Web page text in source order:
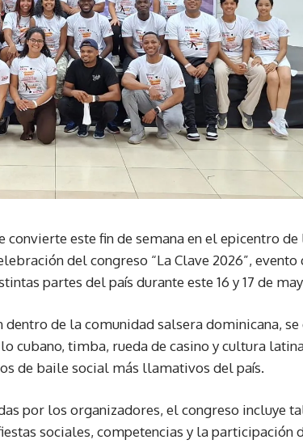
convierte este fin de semana en el epicentro de
del congreso “La Clave 2026”, evento
partes del país durante este 16 y 17 de
dentro de la comunidad salsera dominicana,
cubano, timba, rueda de casino y cultura
de baile social más llamativos del país.
por los organizadores, el congreso incluye
sociales, competencias y la participación